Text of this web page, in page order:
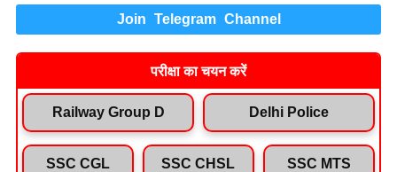
Join Telegram Channel
परीक्षा का चयन करें
Railway Group D Delhi Police
SSC CGL SSC CHSL SSC MTS